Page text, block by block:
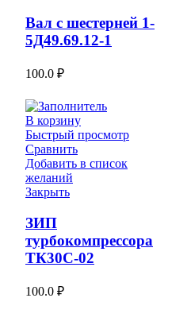
Вал с шестерней 1-
5Д49.69.12-1
100.0 ₽
В корзину
Быстрый просмотр
Сравнить
Добавить в список
желаний
Закрыть
ЗИП
турбокомпрессора
ТК30С-02
100.0 ₽